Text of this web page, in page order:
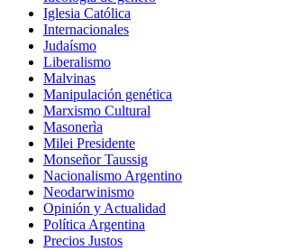
Iglesia Católica
Internacionales
Judaísmo
Liberalismo
Malvinas
Manipulación genética
Marxismo Cultural
Masonerìa
Milei Presidente
Monseñor Taussig
Nacionalismo Argentino
Neodarwinismo
Opinión y Actualidad
Política Argentina
Precios Justos